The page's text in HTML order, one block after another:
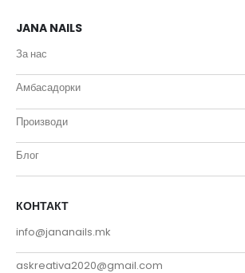
JANA NAILS
За нас
Амбасадорки
Производи
Блог
КОНТАКТ
info@jananails.mk
askreativa2020@gmail.com